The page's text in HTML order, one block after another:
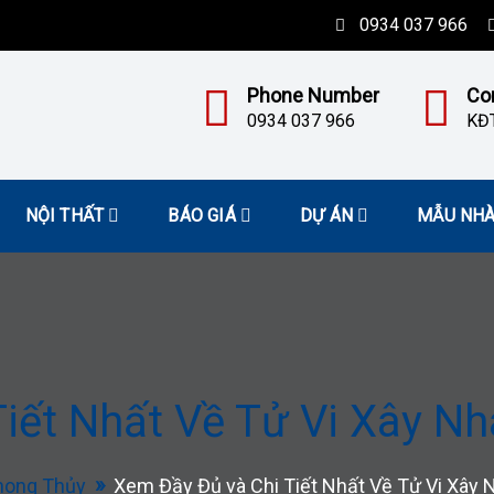
0934 037 966
Phone Number
0934 037 966
NỘI THẤT BÁO GIÁ DỰ ÁN MẪU
Nhất Về Tử Vi Xây
Thủy Xem Đầy Đủ và Chi Tiết Nhất Về Tử Vi Xây